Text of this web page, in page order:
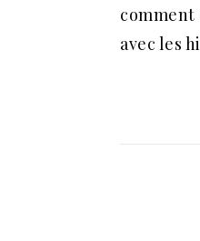
avec les